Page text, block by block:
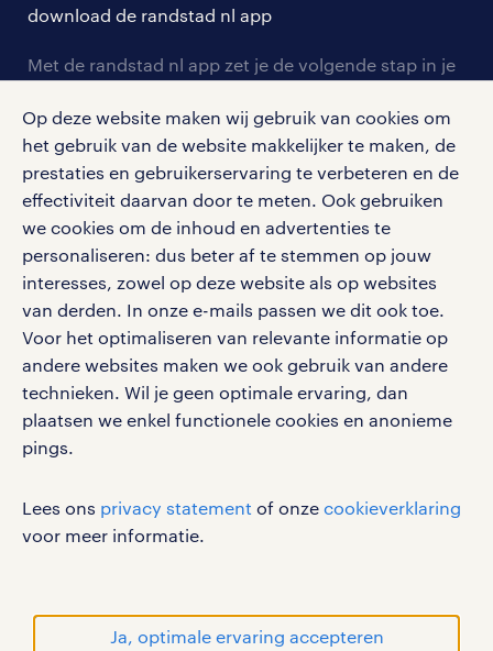
Op deze website maken wij gebruik van cookies om
het gebruik van de website makkelijker te maken, de
prestaties en gebruikerservaring te verbeteren en de
effectiviteit daarvan door te meten. Ook gebruiken
we cookies om de inhoud en advertenties te
personaliseren: dus beter af te stemmen op jouw
interesses, zowel op deze website als op websites
van derden. In onze e-mails passen we dit ook toe.
Voor het optimaliseren van relevante informatie op
andere websites maken we ook gebruik van andere
technieken. Wil je geen optimale ervaring, dan
plaatsen we enkel functionele cookies en anonieme
pings.
Lees ons privacy statement of onze cookieverklaring
voor meer informatie.
Ja, optimale ervaring accepteren
tarieven
personeel gezocht
aanmelden nieuwsbrief
salarischecker
bruto-netto calculator
onze vestigingen
pers
klachten en misstanden
download de randstad nl app
Met de randstad nl app zet je de volgende stap in je
en ontvang berichten van je intercedent.
Eenvoudig, snel en overal.
apple app store
google play store
social media
Volg ons voor de leukste content omtrent
vacatures, solliciteren en inspiratie.
werken bij randstad